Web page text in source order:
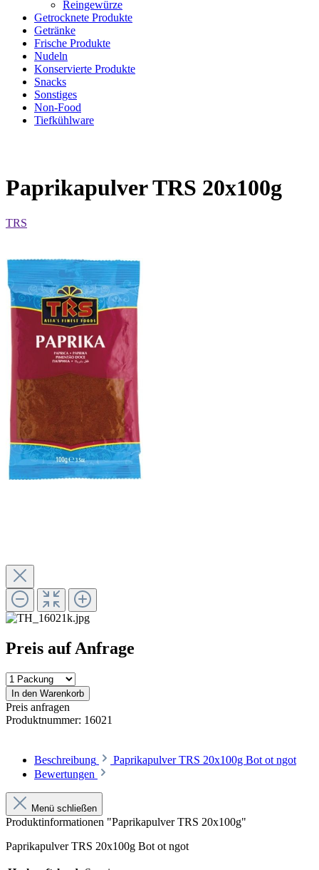
Reingewürze
Getrocknete Produkte
Getränke
Frische Produkte
Nudeln
Konservierte Produkte
Snacks
Sonstiges
Non-Food
Tiefkühlware
Paprikapulver TRS 20x100g
TRS
Preis auf Anfrage
In den Warenkorb
Preis anfragen
Produktnummer: 16021
Beschreibung
Paprikapulver TRS 20x100g Bot ot ngot
Bewertungen
Menü schließen
Produktinformationen "Paprikapulver TRS 20x100g"
Paprikapulver TRS 20x100g Bot ot ngot